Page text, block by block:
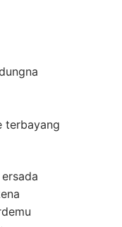
terbayang